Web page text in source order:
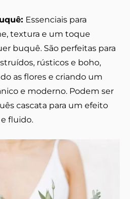
Essenciais para
textura e um toque
buquê. São perfeitas para
rústicos e boho,
as flores e criando um
e moderno. Podem ser
cascata para um efeito
fluido.